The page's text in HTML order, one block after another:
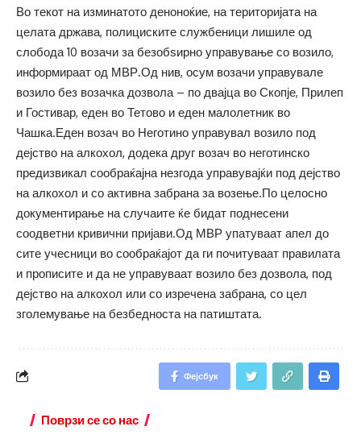
Во текот на изминатото деноноќие, на територијата на
целата држава, полициските службеници лишиле од
слобода 10 возачи за безобѕирно управување со возило,
информираат од МВР.Од нив, осум возачи управувале
возило без возачка дозвола – по двајца во Скопје, Прилеп
и Гостивар, еден во Тетово и еден малолетник во
Чашка.Еден возач во Неготино управувал возило под
дејство на алкохол, додека друг возач во неготинско
предизвикал сообраќајна незгода управувајќи под дејство
на алкохол и со активна забрана за возење.По целосно
документирање на случаите ќе бидат поднесени
соодветни кривични пријави.Од МВР упатуваат апел до
сите учесници во сообраќајот да ги почитуваат правилата
и прописите и да не управуваат возило без дозвола, под
дејство на алкохол или со изречена забрана, со цел
зголемување на безбедноста на патиштата.
Фејсбук
Поврзи се со нас